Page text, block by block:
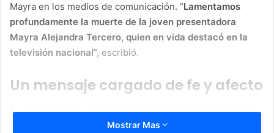
Mayra en los medios de comunicación. “Lamentamos
profundamente la muerte de la joven presentadora
Mayra Alejandra Tercero, quien en vida destacó en la
televisión nacional”, escribió.
Un mensaje cargado de fe y afecto
En su publicación, Aldana también pidió fortaleza para los
familiares de la comunicadora en estos momentos de
Mostrar Mas